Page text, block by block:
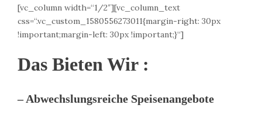
[vc_column width=“1/2″][vc_column_text
css=“.vc_custom_1580556273011{margin-right: 30px
!important;margin-left: 30px !important;}“]
Das Bieten Wir :
– Abwechslungsreiche Speisenangebote